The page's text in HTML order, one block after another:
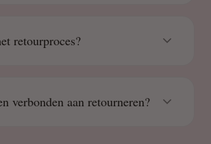
retourproces?
verbonden aan retourneren?